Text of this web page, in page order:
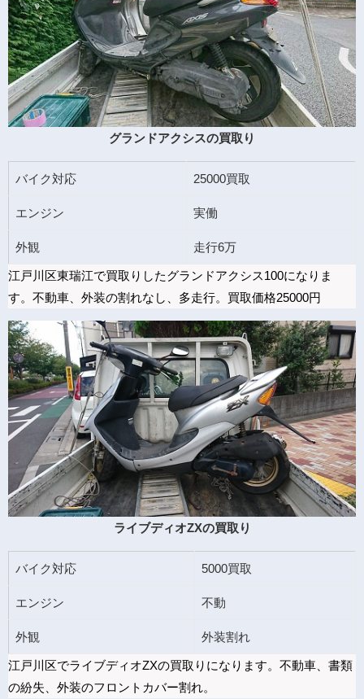
グランドアクシスの買取り
バイク対応 25000買取
エンジン 実働
外観 走行6万
江戸川区東瑞江で買取りしたグランドアクシス100になりま
す。不動車、外装の割れなし、多走行。買取価格25000円
ライブディオZXの買取り
バイク対応 5000買取
エンジン 不動
外観 外装割れ
江戸川区でライブディオZXの買取りになります。不動車、書類
の紛失、外装のフロントカバー割れ。